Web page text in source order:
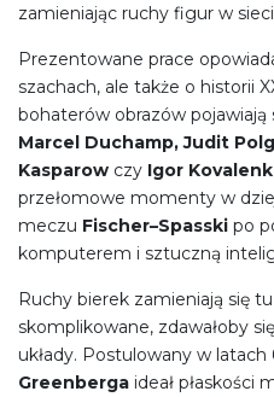
zamieniając ruchy figur w
Prezentowane prace
szachach, ale także o historii
bohaterów obrazów pojawiają
Marcel Duchamp, Judit
Kasparow czy Igor
przełomowe momenty w
meczu Fischer–Spasski po
komputerem i sztuczną
Ruchy bierek zamieniają się
skomplikowane, zdawałoby
układy. Postulowany w latach
Greenberga ideał płaskości